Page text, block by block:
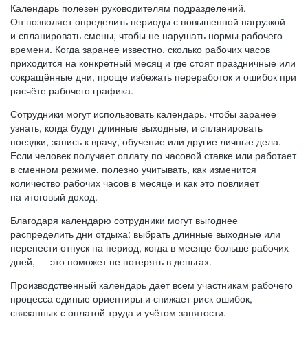
Календарь полезен руководителям подразделений.
Он позволяет определить периоды с повышенной нагрузкой
и спланировать смены, чтобы не нарушать нормы рабочего
времени. Когда заранее известно, сколько рабочих часов
приходится на конкретный месяц и где стоят праздничные или
сокращённые дни, проще избежать переработок и ошибок при
расчёте рабочего графика.
Сотрудники могут использовать календарь, чтобы заранее
узнать, когда будут длинные выходные, и спланировать
поездки, запись к врачу, обучение или другие личные дела.
Если человек получает оплату по часовой ставке или работает
в сменном режиме, полезно учитывать, как изменится
количество рабочих часов в месяце и как это повлияет
на итоговый доход.
Благодаря календарю сотрудники могут выгоднее
распределить дни отдыха: выбрать длинные выходные или
перенести отпуск на период, когда в месяце больше рабочих
дней, — это поможет не потерять в деньгах.
Производственный календарь даёт всем участникам рабочего
процесса единые ориентиры и снижает риск ошибок,
связанных с оплатой труда и учётом занятости.